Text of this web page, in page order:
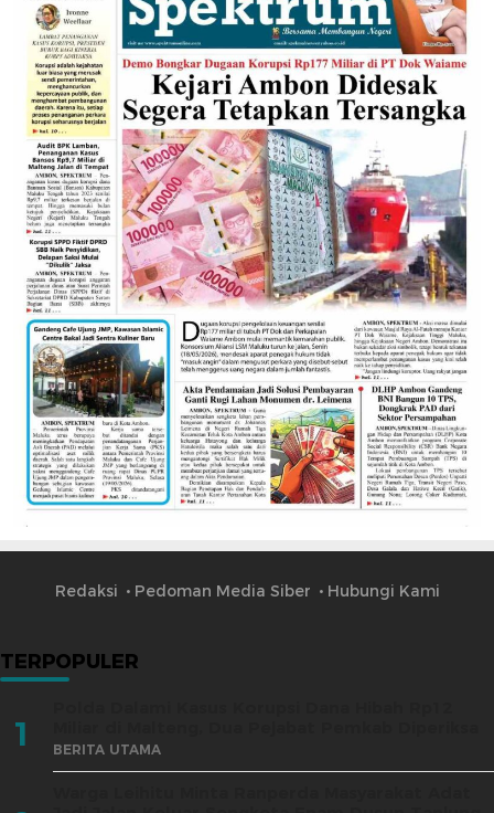
Redaksi Pedoman Media Siber Hubungi Kami
TERPOPULER
1 BERITA UTAMA